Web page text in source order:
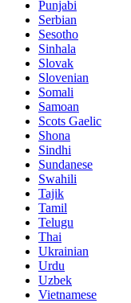
Punjabi
Serbian
Sesotho
Sinhala
Slovak
Slovenian
Somali
Samoan
Scots Gaelic
Shona
Sindhi
Sundanese
Swahili
Tajik
Tamil
Telugu
Thai
Ukrainian
Urdu
Uzbek
Vietnamese